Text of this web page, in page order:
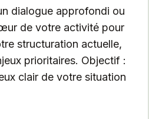
dialogue approfondi ou
de votre activité pour
structuration actuelle,
prioritaires. Objectif :
clair de votre situation